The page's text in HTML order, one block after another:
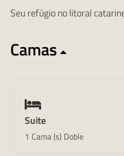
Seu refúgio no litoral
Camas
Suite
1 Cama (s) Doble